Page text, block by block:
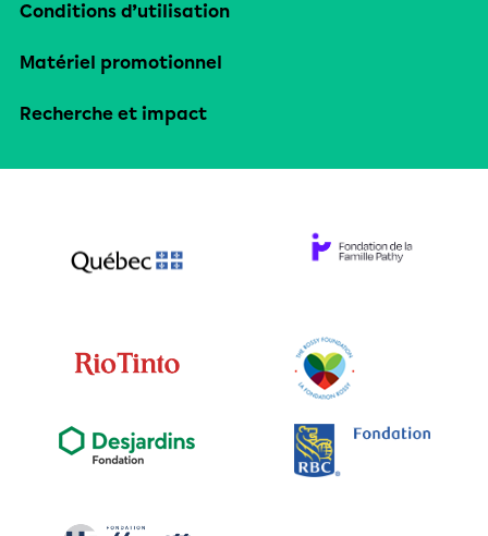
Conditions d’utilisation
Matériel promotionnel
Recherche et impact